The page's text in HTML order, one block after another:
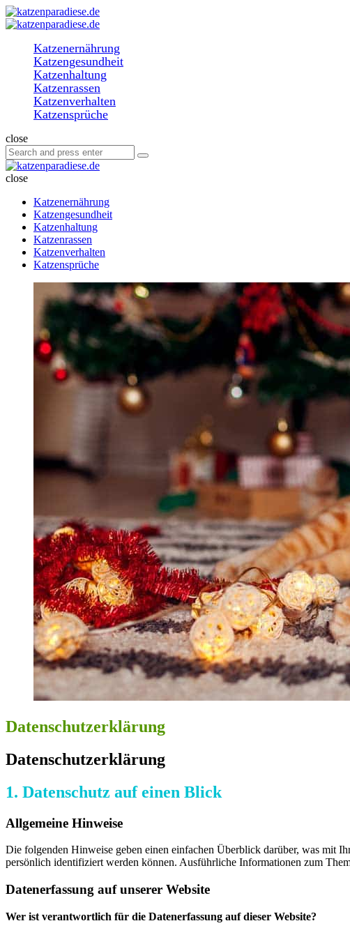
Menu
Search
katzenparadiese.de
Katzenernährung
Katzengesundheit
Katzenhaltung
Katzenrassen
Katzenverhalten
Katzensprüche
Search
close
Search
for:
Search
katzenparadiese.de
close
Katzenernährung
Katzengesundheit
Katzenhaltung
Katzenrassen
Katzenverhalten
Katzensprüche
Datenschutzerklärung
Datenschutzerklärung
1. Datenschutz auf einen Blick
Allgemeine Hinweise
Die folgenden Hinweise geben einen einfachen Überblick darüber, was mit
persönlich identifiziert werden können. Ausführliche Informationen zum
Datenerfassung auf unserer Website
Wer ist verantwortlich für die Datenerfassung auf dieser Website?